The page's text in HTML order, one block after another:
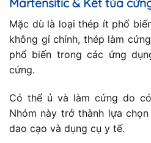
Martensitic & Kết tủa
Mặc dù là loại thép ít phổ
không gỉ chính, thép làm
phổ biến trong các ứng
cứng.
Có thể ủ và làm cứng do
Nhóm này trở thành lựa
dao cạo và dụng cụ y tế.